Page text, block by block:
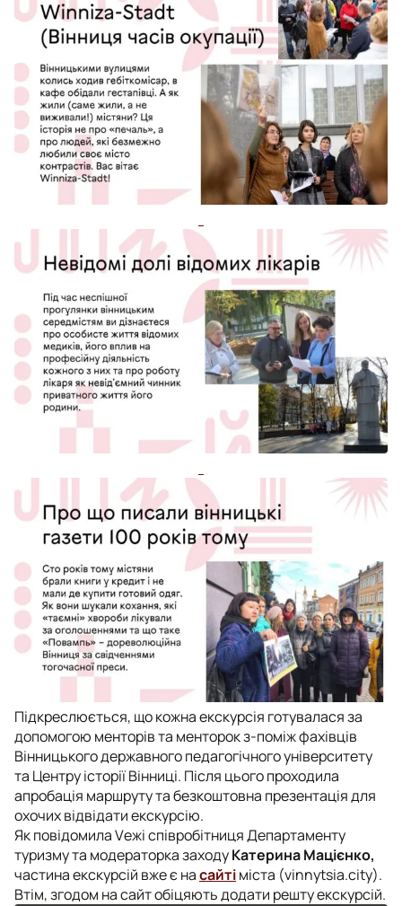
Підкреслюється, що кожна екскурсія готувалася за
допомогою менторів та менторок з-поміж фахівців
Вінницького державного педагогічного університету
та Центру історії Вінниці. Після цього проходила
апробація маршруту та безкоштовна презентація для
охочих відвідати екскурсію.
Як повідомила Vежі співробітниця Департаменту
туризму та модераторка заходуКатерина Мацієнко,
частина екскурсій вже є насайтіміста (vinnуtsia.city).
Втім, згодом на сайт обіцяють додати решту екскурсій.